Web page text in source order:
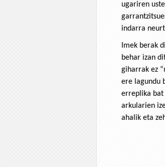
ugariren
indarra
Imek berak
behar izan
giharrak ez
ere lagundu
erreplika bat
arkularien
ahalik eta